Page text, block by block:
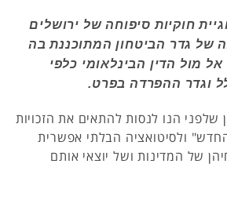
חוקיות סיפוחה של ירושלים
של גדר הביטחון המתוכננת בה
מול הדין הבינלאומי כלפי
וגדר ההפרדה בפרט.
שלפני הנו לנסות להתאים את הזכויות
ולסיטואציה הבלתי אפשרית
של המדינות ושל יוצאי אותם